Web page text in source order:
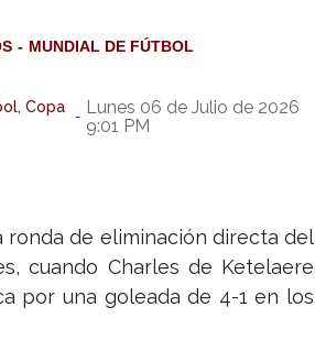
MUNDIAL DE FÚTBOL
Copa
- Lunes 06 de Julio de 2026
9:01 PM
ronda de eliminación directa del
cuando Charles de Ketelaere
por una goleada de 4-1 en los